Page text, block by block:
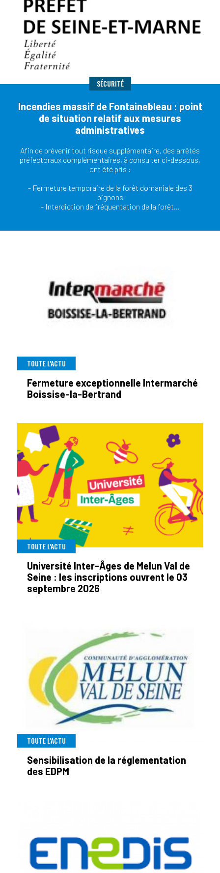
SÉCURITÉ
Incendies massif de Fontainebleau : point
de situation relatif aux mesures
administratives
Afin de prévenir tout risque supplémentaire, des arrêtés
préfectoraux complémentaires, à consulter ci-dessous,
ont été pris :
- Fermeture temporaire de la forêt domaniale des 3
pignons
- Interdiction de fréquentation de la forêt…
TOUTE L'ACTU
Fermeture exceptionnelle Intermarché
Boissise-la-Bertrand
TOUTE L'ACTU
Université Inter-Âges de Melun Val de
Seine : les inscriptions ouvrent le 03
septembre 2026
TOUTE L'ACTU
Sensibilisation de la réglementation
des EDPM